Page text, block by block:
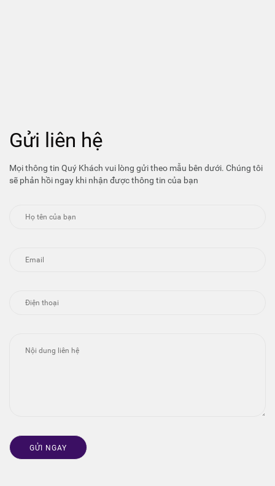
Gửi liên hệ
Mọi thông tin Quý Khách vui lòng gửi theo mẫu bên dưới. Chúng tôi
sẽ phản hồi ngay khi nhận được thông tin của bạn